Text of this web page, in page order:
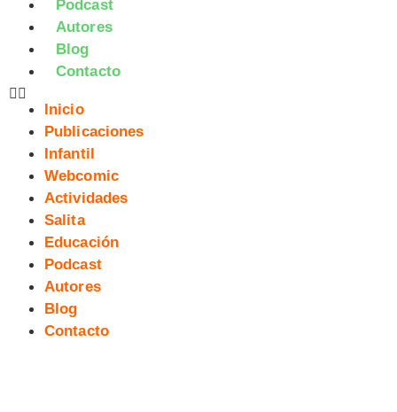
Podcast
Autores
Blog
Contacto
Inicio
Publicaciones
Infantil
Webcomic
Actividades
Salita
Educación
Podcast
Autores
Blog
Contacto